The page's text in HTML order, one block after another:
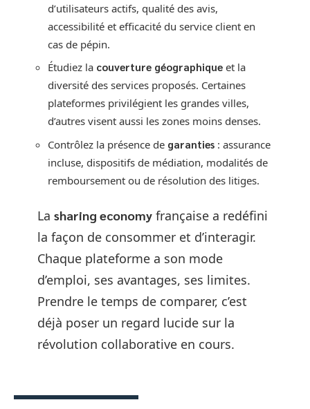
d’utilisateurs actifs, qualité des avis,
accessibilité et efficacité du service client en
cas de pépin.
Étudiez la couverture géographique et la
diversité des services proposés. Certaines
plateformes privilégient les grandes villes,
d’autres visent aussi les zones moins denses.
Contrôlez la présence de garanties : assurance
incluse, dispositifs de médiation, modalités de
remboursement ou de résolution des litiges.
La sharing economy française a redéfini
la façon de consommer et d’interagir.
Chaque plateforme a son mode
d’emploi, ses avantages, ses limites.
Prendre le temps de comparer, c’est
déjà poser un regard lucide sur la
révolution collaborative en cours.